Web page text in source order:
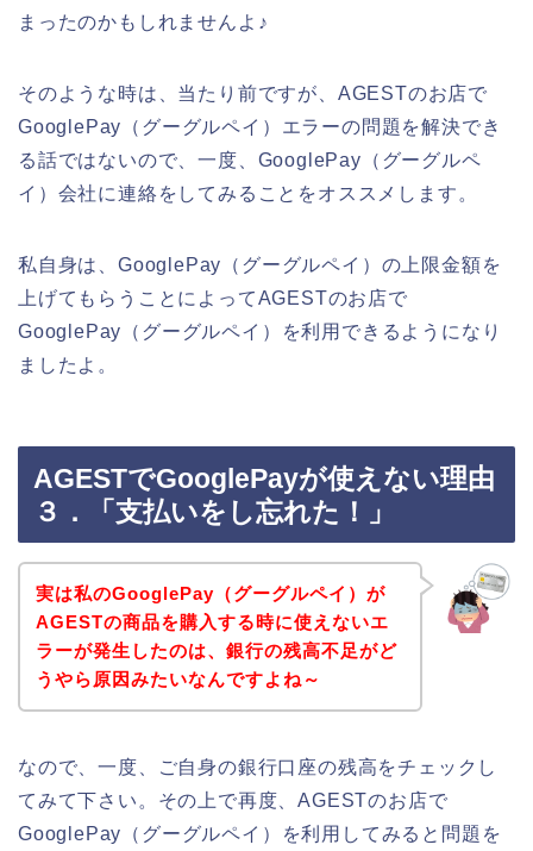
まったのかもしれませんよ♪
そのような時は、当たり前ですが、AGESTのお店で
GooglePay（グーグルペイ）エラーの問題を解決でき
る話ではないので、一度、GooglePay（グーグルペ
イ）会社に連絡をしてみることをオススメします。
私自身は、GooglePay（グーグルペイ）の上限金額を
上げてもらうことによってAGESTのお店で
GooglePay（グーグルペイ）を利用できるようになり
ましたよ。
AGESTでGooglePayが使えない理由
３．「支払いをし忘れた！」
実は私のGooglePay（グーグルペイ）が
AGESTの商品を購入する時に使えないエ
ラーが発生したのは、銀行の残高不足がど
うやら原因みたいなんですよね～
なので、一度、ご自身の銀行口座の残高をチェックし
てみて下さい。その上で再度、AGESTのお店で
GooglePay（グーグルペイ）を利用してみると問題を